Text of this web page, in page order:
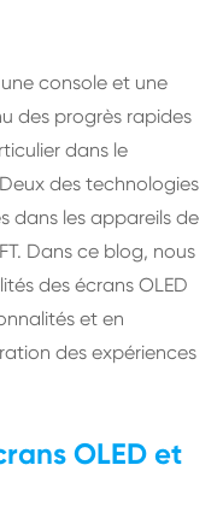
console et une
des progrès rapides
dans le
des technologies
dans les appareils de
Dans ce blog, nous
des écrans OLED
et en
des expériences
OLED et